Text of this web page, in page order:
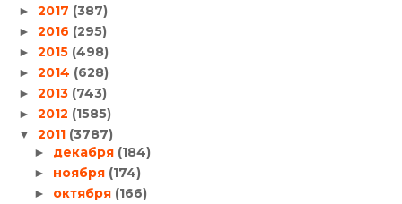
► 2017 (387)
► 2016 (295)
► 2015 (498)
► 2014 (628)
► 2013 (743)
► 2012 (1585)
▼ 2011 (3787)
► декабря (184)
► ноября (174)
► октября (166)